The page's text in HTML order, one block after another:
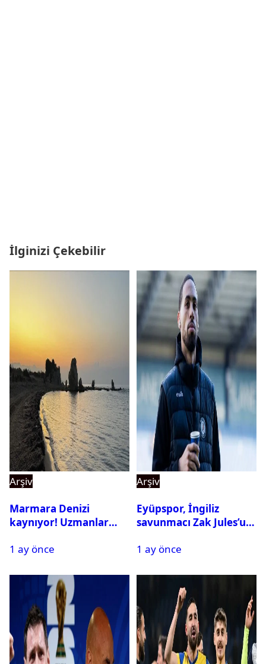
İlginizi Çekebilir
Arşiv
Marmara Denizi
kaynıyor! Uzmanlar
1 ay önce
Arşiv
Eyüpspor, İngiliz
savunmacı Zak Jules’u
1 ay önce